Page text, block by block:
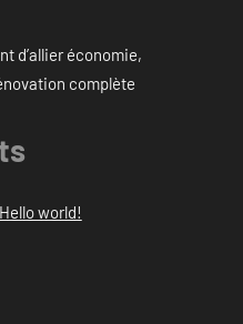
d’allier économie,
complète
Hello world!